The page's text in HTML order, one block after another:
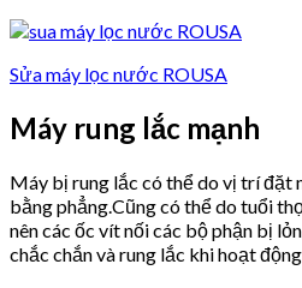
Sửa máy lọc nước ROUSA
Máy rung lắc mạnh
Máy bị rung lắc có thể do vị trí đặt
bằng phẳng.Cũng có thể do tuổi
nên các ốc vít nối các bộ phận bị
chắc chắn và rung lắc khi hoạt động.